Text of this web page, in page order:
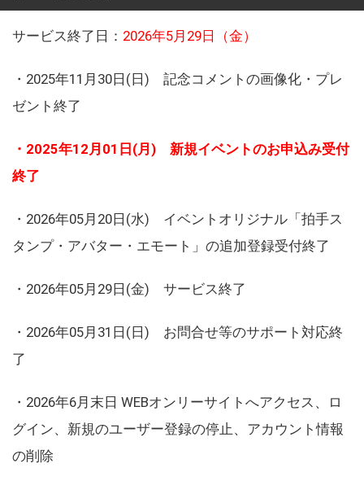
サービス終了日： 2026年5月29日（金）
・2025年11月30日(日) 記念コメントの画像化・プレ
ゼント終了
・2025年12月01日(月) 新規イベントのお申込み受付
終了
・2026年05月20日(水) イベントオリジナル「拍手ス
タンプ・アバター・エモート」の追加登録受付終了
・2026年05月29日(金) サービス終了
・2026年05月31日(日) お問合せ等のサポート対応終
了
・2026年6月末日 WEBオンリーサイトへアクセス、ロ
グイン、新規のユーザー登録の停止、アカウント情報
の削除